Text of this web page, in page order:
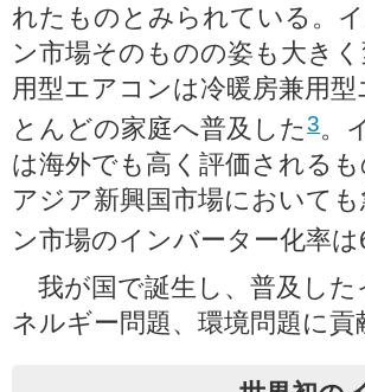
れたものとみられている。
ン市場そのものの姿も大き
用型エアコンは冷暖房兼用
とんどの家庭へ普及した3。
は海外でも高く評価される
アジア新興国市場において
ン市場のインバーター化率
我が国で誕生し、普及した
ネルギー問題、環境問題に